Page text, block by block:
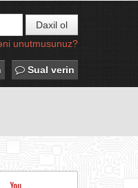
Daxil ol
unutmusunuz?
Sual verin